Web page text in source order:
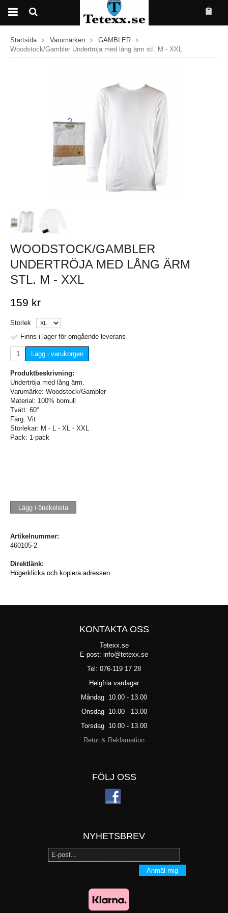
Startsida Varumärken
GAMBLER
Woodstock/Gambler Undertröja med lång ärm stl. M - XXL
WOODSTOCK/GAMBLER
UNDERTRÖJA MED LÅNG ÄRM
STL. M - XXL
159 kr
Storlek
Finns i lager för omgående leverans
Lägg i varukorgen
Produktbeskrivning:
Undertröja med lång ärm.
Varumärke: Woodstock/Gambler
Material: 100% bomull
Tvätt: 60°
Färg: Vit
Storlekar: M - L - XL - XXL
Pack: 1-pack
Lägg i önskelista
Artikelnummer:
460105-2
Direktlänk:
Högerklicka och kopiera adressen
KONTAKTA OSS
Tetexx.se
E-post: info@tetexx.se
Tel: 076-119 17 28
Helgfria vardagar
Måndag 10.00 - 13.00
Onsdag 10.00 - 13.00
Torsdag 10.00 - 13.00
Retur & Reklamation
FÖLJ OSS
NYHETSBREV
Anmäl mig